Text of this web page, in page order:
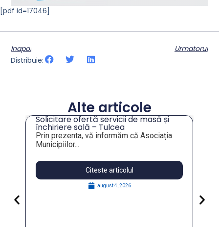
[pdf id=17046]
Inapoi
Urmatorul
Distribuie:
Alte articole
Solicitare ofertă servicii de masă și
închiriere sală – Tulcea
Prin prezenta, vă informăm că Asociația
Municipiilor...
Citeste articolul
august 4, 2026